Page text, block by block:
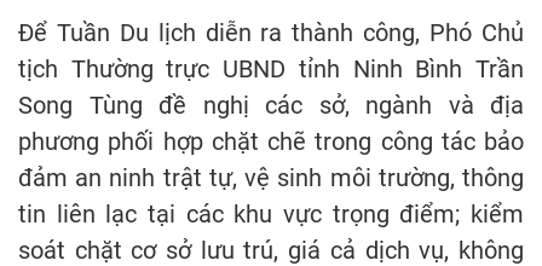
Để Tuần Du lịch diễn ra thành công, Phó Chủ
tịch Thường trực UBND tỉnh Ninh Bình Trần
Song Tùng đề nghị các sở, ngành và địa
phương phối hợp chặt chẽ trong công tác bảo
đảm an ninh trật tự, vệ sinh môi trường, thông
tin liên lạc tại các khu vực trọng điểm; kiểm
soát chặt cơ sở lưu trú, giá cả dịch vụ, không